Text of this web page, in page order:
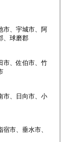
市、宇城市、阿
、球磨郡
市、佐伯市、竹
市、日向市、小
市、垂水市、